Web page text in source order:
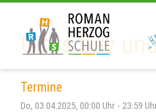
Girlˋs Day
Termine
Do, 03.04.2025, 00:00 Uhr - 23:59